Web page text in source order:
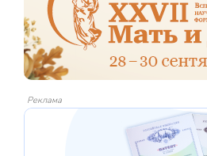
Реклама